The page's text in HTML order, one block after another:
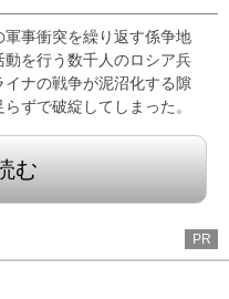
事衝突を繰り返す係争地
を行う数千人のロシア兵
ナの戦争が泥沼化する隙
ずで破綻してしまった。
む
PR